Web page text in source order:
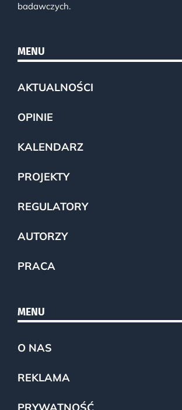
badawczych.
MENU
AKTUALNOŚCI
OPINIE
KALENDARZ
PROJEKTY
REGULATORY
AUTORZY
PRACA
MENU
O NAS
REKLAMA